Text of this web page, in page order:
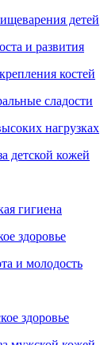
детей
и развития
костей
сладости
нагрузках
детской кожей
гигиена
здоровье
и молодость
здоровье